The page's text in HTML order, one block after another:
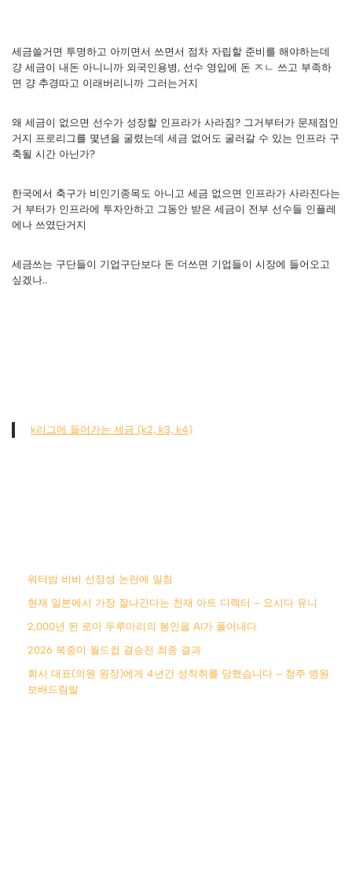
세금쓸거면 투명하고 아끼면서 쓰면서 점차 자립할 준비를 해야하는데
걍 세금이 내돈 아니니까 외국인용병, 선수 영입에 돈 ㅈㄴ 쓰고 부족하
면 걍 추경따고 이래버리니까 그러는거지
왜 세금이 없으면 선수가 성장할 인프라가 사라짐? 그거부터가 문제점인
거지 프로리그를 몇년을 굴렸는데 세금 없어도 굴러갈 수 있는 인프라 구
축될 시간 아닌가?
한국에서 축구가 비인기종목도 아니고 세금 없으면 인프라가 사라진다는
거 부터가 인프라에 투자안하고 그동안 받은 세금이 전부 선수들 인플레
에나 쓰였단거지
세금쓰는 구단들이 기업구단보다 돈 더쓰면 기업들이 시장에 들어오고
싶겠나..
k리그에 들어가는 세금 (k2, k3, k4)
워터밤 비비 선정성 논란에 일침
현재 일본에서 가장 잘나간다는 천재 아트 디렉터 – 요시다 유니
2,000년 된 로마 두루마리의 봉인을 AI가 풀어내다
2026 북중미 월드컵 결승전 최종 결과
회사 대표(의원 원장)에게 4년간 성착취를 당했습니다 – 청주 병원
보배드림발